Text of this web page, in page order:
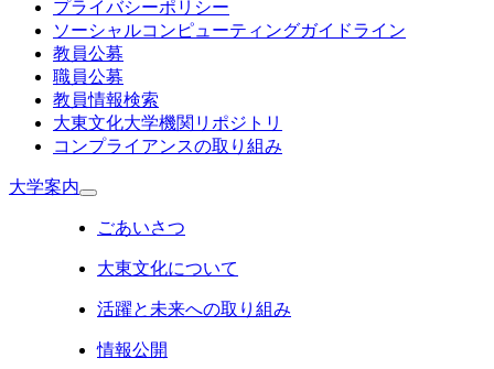
プライバシーポリシー
ソーシャルコンピューティングガイドライン
教員公募
職員公募
教員情報検索
大東文化大学機関リポジトリ
コンプライアンスの取り組み
大学案内
ごあいさつ
大東文化について
活躍と未来への取り組み
情報公開